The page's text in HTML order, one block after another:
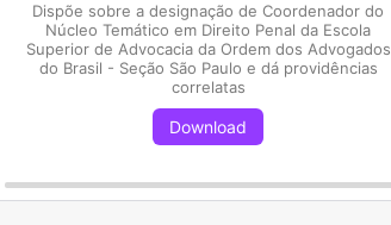
Dispõe sobre a designação de Coordenador do
Núcleo Temático em Direito Penal da Escola
Superior de Advocacia da Ordem dos Advogados
do Brasil - Seção São Paulo e dá providências
correlatas
Download